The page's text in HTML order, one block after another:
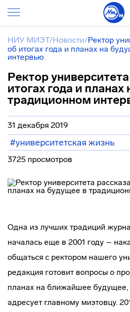
НИУ МИЭТ/Новости/Ректор
об итогах года и планах на
интервью
Ректор
итогах года и
традиционном
31 декабря 2019
#университетская жизнь
3725 просмотров
Одна из лучших традиций
началась еще в 2001 году –
общаться с ректором нашего
редакция готовит вопросы о
планах на ближайшее будущее,
адресует главному миэтовцу.